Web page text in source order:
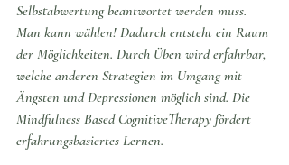
Selbstabwertung beantwortet werden muss.
Man kann wählen! Dadurch entsteht ein Raum
der Möglichkeiten. Durch Üben wird erfahrbar,
welche anderen Strategien im Umgang mit
Ängsten und Depressionen möglich sind. Die
Mindfulness Based CognitiveTherapy fördert
erfahrungsbasiertes Lernen.